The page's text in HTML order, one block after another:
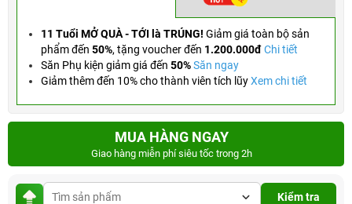
11 Tuổi MỞ QUÀ - TỚI là TRÚNG! Giảm giá toàn bộ sản
phẩm đến 50%, tặng voucher đến 1.200.000đChi tiết
Săn Phụ kiện giảm giá đến 50%Săn ngay
Giảm thêm đến 10% cho thành viên tích lũyXem chi tiết
MUA HÀNG NGAY
Giao hàng miễn phí siêu tốc trong 2h
Kiểm tra